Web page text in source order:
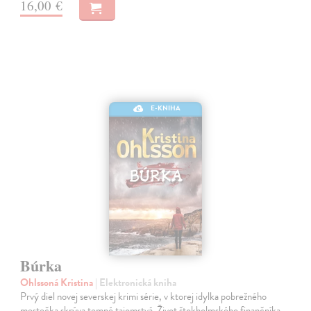
16,00 €
E-KNIHA
Búrka
Ohlssoná Kristina| Elektronická kniha
Prvý diel novej severskej krimi série, v ktorej idylka pobrežného